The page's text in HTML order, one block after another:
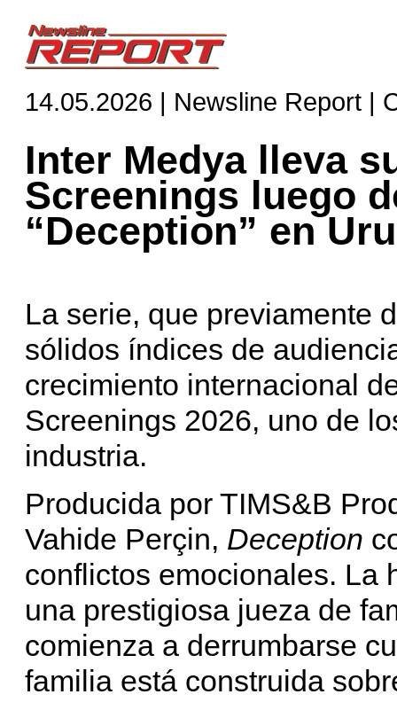
14.05.2026 | Newsline Report |
Inter Medya lleva
Screenings luego
“Deception” en
La serie, que previamente
sólidos índices de
crecimiento internacional
Screenings 2026, uno de
industria.
Producida por TIMS&B
Vahide Perçin, Deception
conflictos emocionales. La
una prestigiosa jueza de
comienza a derrumbarse
familia está construida